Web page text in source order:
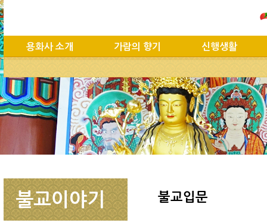
용화사 소개 가람의 향기 신행생활
불교이야기 불교입문